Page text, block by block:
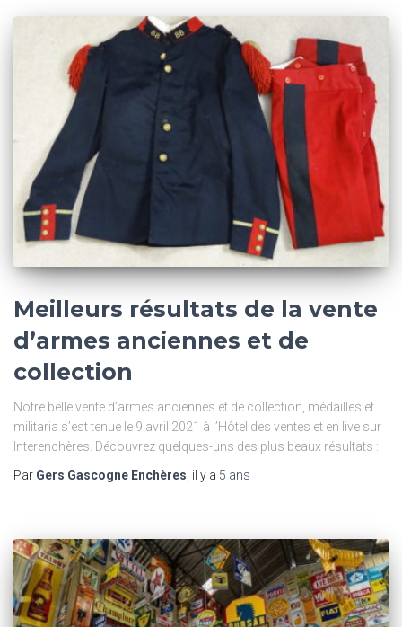
Meilleurs résultats de la vente
d’armes anciennes et de
collection
Notre belle vente d’armes anciennes et de collection, médailles et
militaria s’est tenue le 9 avril 2021 à l’Hôtel des ventes et en live sur
Interenchères. Découvrez quelques-uns des plus beaux résultats :
Par Gers Gascogne Enchères , il y a 5 ans